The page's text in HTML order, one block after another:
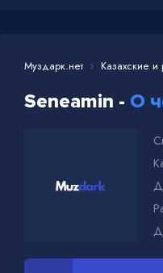
Муздарк.нет Казахские и
Seneamin - О